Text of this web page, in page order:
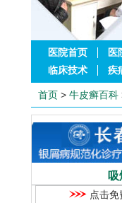
医院首页 医
临床技术
疾
首页 > 牛皮癣百科
点击